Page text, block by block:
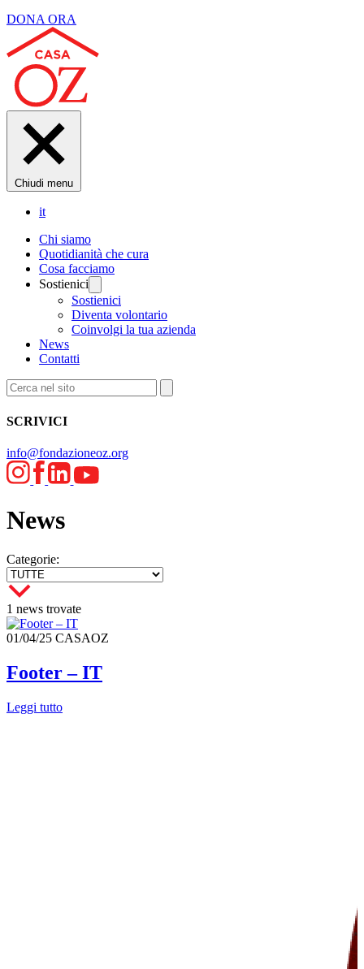
DONA ORA
Chiudi menu
it
Chi siamo
Quotidianità che cura
Cosa facciamo
Sostienici
Sostienici
Diventa volontario
Coinvolgi la tua azienda
News
Contatti
SCRIVICI
info@fondazioneoz.org
News
Categorie:
1 news trovate
01/04/25 CASAOZ
Footer – IT
Leggi tutto